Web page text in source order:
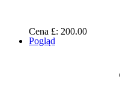
Cena £: 200.00
Pogląd